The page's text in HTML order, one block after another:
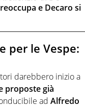
e Decaro si
per le Vespe:
darebbero inizio a
proposte già
ad Alfredo